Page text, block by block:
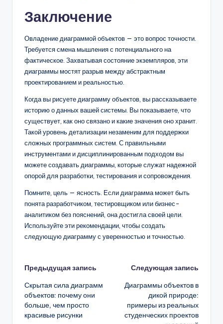
Заключение
Овладение диаграммой объектов — это вопрос точности.
Требуется смена мышления с потенциального на
фактическое. Захватывая состояние экземпляров, эти
диаграммы мостят разрыв между абстрактным
проектированием и реальностью.
Когда вы рисуете диаграмму объектов, вы рассказываете
историю о данных вашей системы. Вы показываете, что
существует, как оно связано и какие значения оно хранит.
Такой уровень детализации незаменим для поддержки
сложных программных систем. С правильными
инструментами и дисциплинированным подходом вы
можете создавать диаграммы, которые служат надежной
опорой для разработки, тестирования и сопровождения.
Помните, цель — ясность. Если диаграмма может быть
понята разработчиком, тестировщиком или бизнес-
аналитиком без пояснений, она достигла своей цели.
Используйте эти рекомендации, чтобы создать
следующую диаграмму с уверенностью и точностью.
Навигация
записи
Предыдущая запись
Скрытая сила диаграмм
объектов: почему они
больше, чем просто
красивые рисунки
Следующая запись
Диаграммы объектов в
дикой природе:
примеры из реальных
студенческих проектов